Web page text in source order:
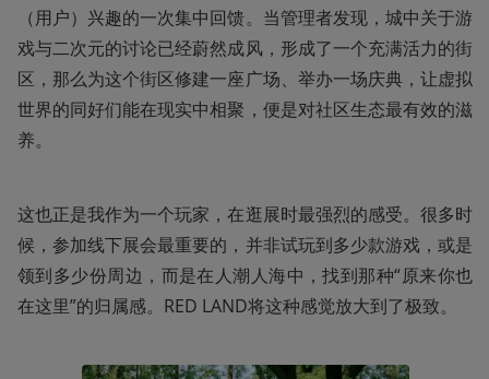
（用户）兴趣的一次集中回馈。当管理者发现，城中关于游
戏与二次元的讨论已经蔚然成风，形成了一个充满活力的街
区，那么为这个街区修建一座广场、举办一场庆典，让虚拟
世界的同好们能在现实中相聚，便是对社区生态最有效的滋
养。
这也正是我作为一个玩家，在逛展时最强烈的感受。很多时
候，参加线下展会最重要的，并非试玩到多少款游戏，或是
领到多少份周边，而是在人潮人海中，找到那种“原来你也
在这里”的归属感。RED LAND将这种感觉放大到了极致。